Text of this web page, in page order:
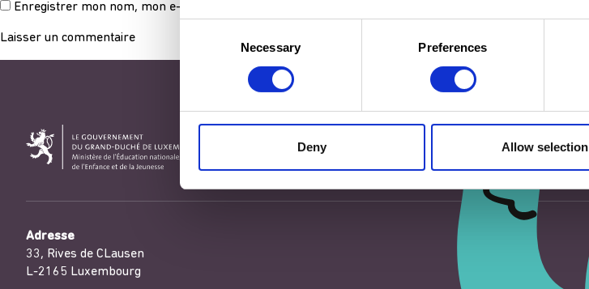
Necessary Preferences
Deny Allow selection
Enregistrer mon nom, mon e-mail et mon site dans le navigateur pour mon prochain commentaire.
Adresse
33, Rives de CLausen
L-2165 Luxembourg